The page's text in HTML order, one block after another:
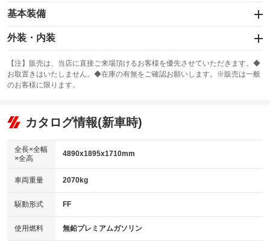
基本装備
エアバッグ：運転席/助手席/サイド
：装備あり
：装備なし
サンルーフ
：装備あり ABS
リフトアップ
：装備なし
：装備なし
パワーウィンドウ
アイドリングストップ
：装備あり
USB入力端子
：装備あり
100V電源
：装備なし
外装・内装
カーナビ：SDナビ
：装備あり
TV：フルセグ
：装備あり
ビジュアル：-／DVD再生
：装備あり
：装備あり
革シート
キーレス
HID(キセノンライト)
：装備あり
バックカメラ
：装備あり
【注】販売は、当店に直接ご来場頂けるお客様を優先させていただきます。◆
お取置きはいたしません。◆在庫の有無をご確認お願いします。※販売は一般
のお客様に限ります。
カタログ情報(新車時)
全長×全幅
×全高
4890x1895x1710mm
車両重量 2070kg
駆動形式 FF
使用燃料 無鉛プレミアムガソリン